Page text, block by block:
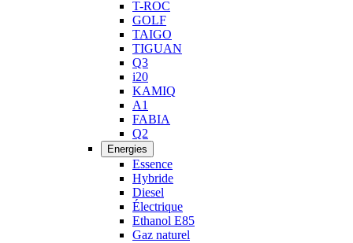
T-ROC
GOLF
TAIGO
TIGUAN
Q3
i20
KAMIQ
A1
FABIA
Q2
Energies
Essence
Hybride
Diesel
Électrique
Ethanol E85
Gaz naturel